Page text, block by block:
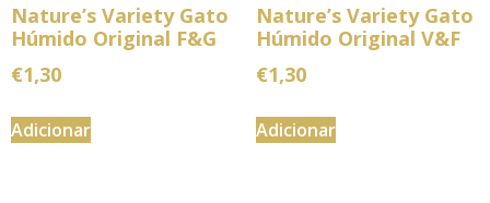
Nature’s Variety Gato
Húmido Original F&G
€1,30
Adicionar
Nature’s Variety Gato
Húmido Original V&F
€1,30
Adicionar